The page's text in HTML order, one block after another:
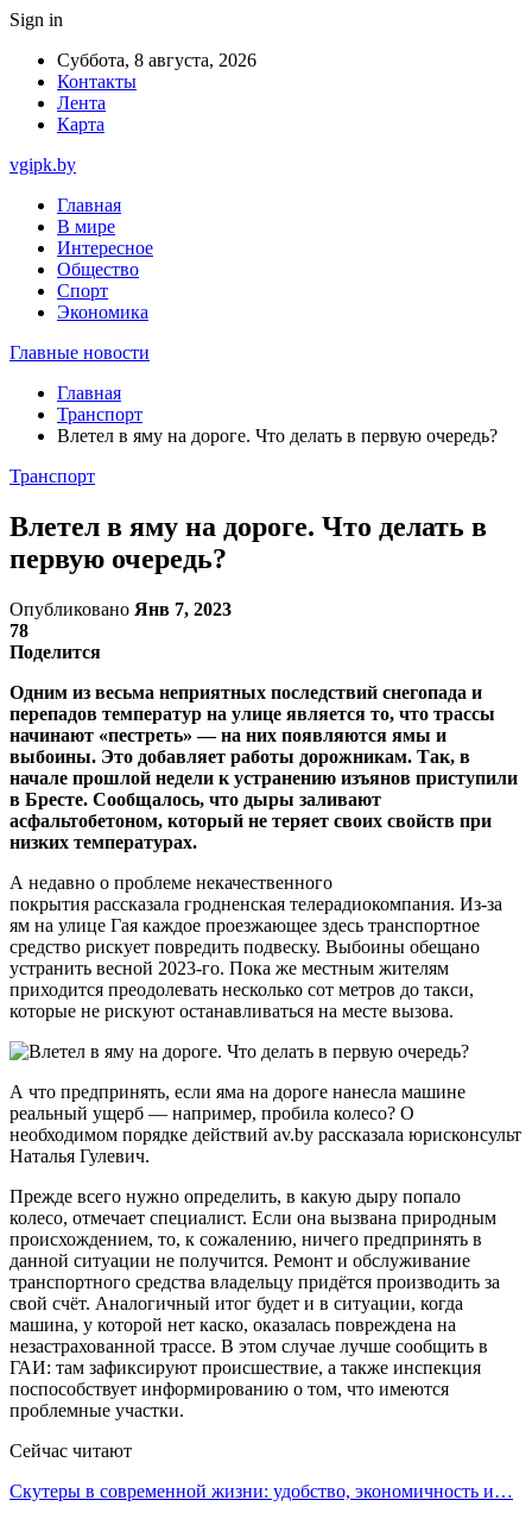
Sign in
Суббота, 8 августа, 2026
Контакты
Лента
Карта
vgipk.by
Главная
В мире
Интересное
Общество
Спорт
Экономика
Главные новости
Главная
Транспорт
Влетел в яму на дороге. Что делать в первую очередь?
Транспорт
Влетел в яму на дороге. Что делать в
первую очередь?
Опубликовано Янв 7, 2023
78
Поделится
Одним из весьма неприятных последствий снегопада и
перепадов температур на улице является то, что трассы
начинают «пестреть» — на них появляются ямы и
выбоины. Это добавляет работы дорожникам. Так, в
начале прошлой недели к устранению изъянов приступили
в Бресте. Сообщалось, что дыры заливают
асфальтобетоном, который не теряет своих свойств при
низких температурах.
А недавно о проблеме некачественного
покрытия рассказала гродненская телерадиокомпания. Из-за
ям на улице Гая каждое проезжающее здесь транспортное
средство рискует повредить подвеску. Выбоины обещано
устранить весной 2023-го. Пока же местным жителям
приходится преодолевать несколько сот метров до такси,
которые не рискуют останавливаться на месте вызова.
А что предпринять, если яма на дороге нанесла машине
реальный ущерб — например, пробила колесо? О
необходимом порядке действий av.by рассказала юрисконсульт
Наталья Гулевич.
Прежде всего нужно определить, в какую дыру попало
колесо, отмечает специалист. Если она вызвана природным
происхождением, то, к сожалению, ничего предпринять в
данной ситуации не получится. Ремонт и обслуживание
транспортного средства владельцу придётся производить за
свой счёт. Аналогичный итог будет и в ситуации, когда
машина, у которой нет каско, оказалась повреждена на
незастрахованной трассе. В этом случае лучше сообщить в
ГАИ: там зафиксируют происшествие, а также инспекция
поспособствует информированию о том, что имеются
проблемные участки.
Сейчас читают
Скутеры в современной жизни: удобство, экономичность и…